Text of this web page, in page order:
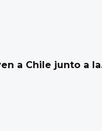
a Chile junto a